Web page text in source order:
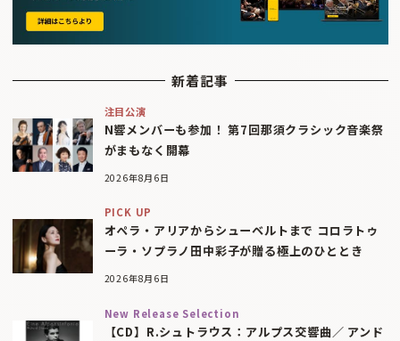
新着記事
注目公演
N響メンバーも参加！ 第7回那須クラシック音楽祭
がまもなく開幕
2026年8月6日
PICK UP
オペラ・アリアからシューベルトまで コロラトゥ
ーラ・ソプラノ田中彩子が贈る極上のひととき
2026年8月6日
New Release Selection
【CD】R.シュトラウス：アルプス交響曲／ アンド